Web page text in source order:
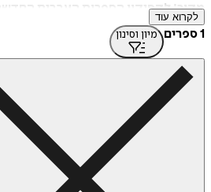
מקור: לקסיקון הספרות העברית החדשה
https://tinyurl.com/e95nw6m7
לקרוא עוד
1 ספרים מיון וסינון